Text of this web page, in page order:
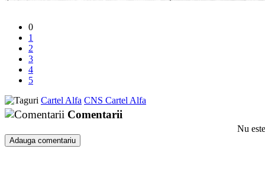
0
1
2
3
4
5
Cartel Alfa CNS Cartel Alfa
Comentarii
Nu